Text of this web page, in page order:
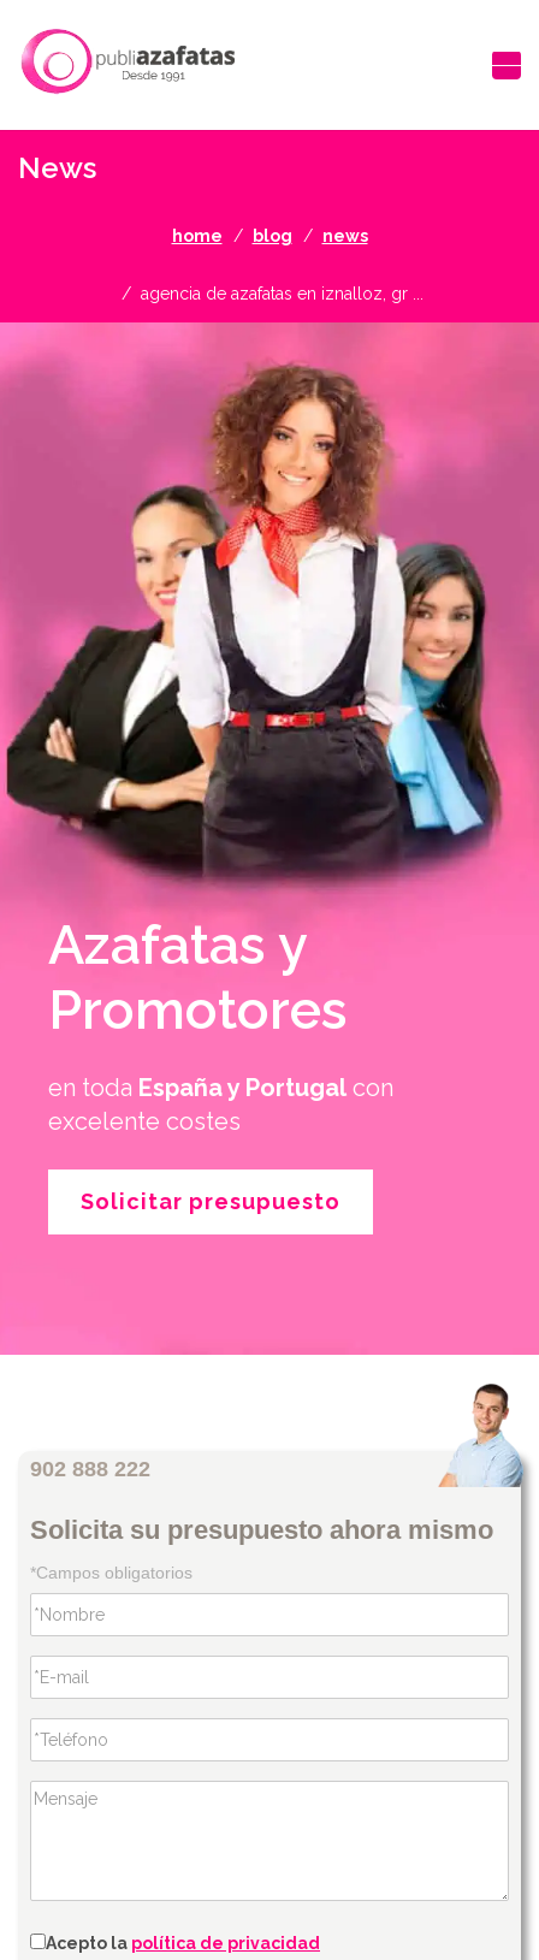
News
home blog news
agencia de azafatas en iznalloz, gr ...
Azafatas y
Promotores
en toda España y Portugal con
excelente costes
Solicitar presupuesto
902 888 222
Solicita su presupuesto ahora mismo
*Campos obligatorios
Acepto la política de privacidad